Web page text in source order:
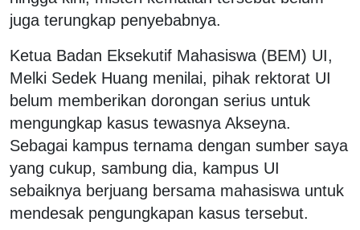
juga terungkap penyebabnya.
Ketua Badan Eksekutif Mahasiswa (BEM) UI,
Melki Sedek Huang menilai, pihak rektorat UI
belum memberikan dorongan serius untuk
mengungkap kasus tewasnya Akseyna.
Sebagai kampus ternama dengan sumber saya
yang cukup, sambung dia, kampus UI
sebaiknya berjuang bersama mahasiswa untuk
mendesak pengungkapan kasus tersebut.